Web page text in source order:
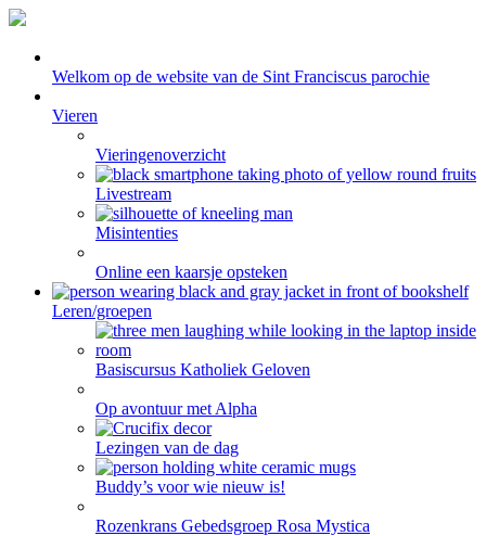
Welkom op de website van de Sint Franciscus parochie
Vieren
Vieringenoverzicht
Livestream
Misintenties
Online een kaarsje opsteken
Leren/groepen
Basiscursus Katholiek Geloven
Op avontuur met Alpha
Lezingen van de dag
Buddy’s voor wie nieuw is!
Rozenkrans Gebedsgroep Rosa Mystica